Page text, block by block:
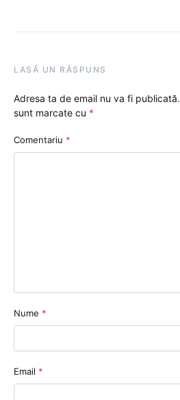
LASĂ UN RĂSPUNS
Adresa ta de email nu va fi publicată.
sunt marcate cu *
Comentariu *
Nume *
Email *